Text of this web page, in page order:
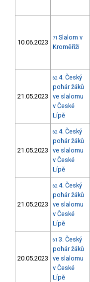
10.06.2023
71 Slalom v
Kroměříži
21.05.2023
62 4. Český
pohár žáků
ve slalomu
v České
Lípě
21.05.2023
62 4. Český
pohár žáků
ve slalomu
v České
Lípě
21.05.2023
62 4. Český
pohár žáků
ve slalomu
v České
Lípě
20.05.2023
61 3. Český
pohár žáků
ve slalomu
v České
Lípě